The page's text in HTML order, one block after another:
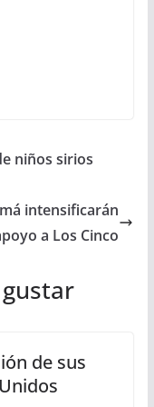
niños sirios
intensificarán
a Los Cinco
de sus